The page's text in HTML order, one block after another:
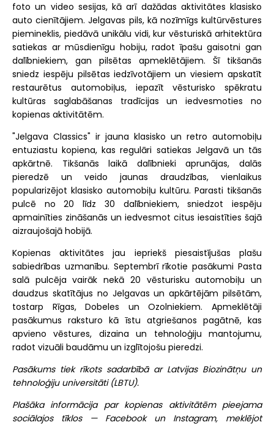
foto un video sesijas, kā arī dažādas aktivitātes klasisko
auto cienītājiem. Jelgavas pils, kā nozīmīgs kultūrvēstures
piemineklis, piedāvā unikālu vidi, kur vēsturiskā arhitektūra
satiekas ar mūsdienīgu hobiju, radot īpašu gaisotni gan
dalībniekiem, gan pilsētas apmeklētājiem. Šī tikšanās
sniedz iespēju pilsētas iedzīvotājiem un viesiem apskatīt
restaurētus automobiļus, iepazīt vēsturisko spēkratu
kultūras saglabāšanas tradīcijas un iedvesmoties no
kopienas aktivitātēm.
"Jelgava Classics" ir jauna klasisko un retro automobiļu
entuziastu kopiena, kas regulāri satiekas Jelgavā un tās
apkārtnē. Tikšanās laikā dalībnieki aprunājas, dalās
pieredzē un veido jaunas draudzības, vienlaikus
popularizējot klasisko automobiļu kultūru. Parasti tikšanās
pulcē no 20 līdz 30 dalībniekiem, sniedzot iespēju
apmainīties zināšanās un iedvesmot citus iesaistīties šajā
aizraujošajā hobijā.
Kopienas aktivitātes jau iepriekš piesaistījušas plašu
sabiedrības uzmanību. Septembrī rīkotie pasākumi Pasta
salā pulcēja vairāk nekā 20 vēsturisku automobiļu un
daudzus skatītājus no Jelgavas un apkārtējām pilsētām,
tostarp Rīgas, Dobeles un Ozolniekiem. Apmeklētāji
pasākumus raksturo kā īstu atgriešanos pagātnē, kas
apvieno vēstures, dizaina un tehnoloģiju mantojumu,
radot vizuāli baudāmu un izglītojošu pieredzi.
Pasākums tiek rīkots sadarbībā ar Latvijas Biozinātņu un
tehnoloģiju universitāti (LBTU).
Plašāka informācija par kopienas aktivitātēm pieejama
sociālajos tīklos — Facebook un Instagram, meklējot